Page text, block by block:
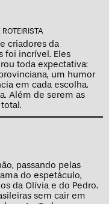
criadores da
foi incrível. Eles
toda expectativa:
um humor
em cada escolha.
Além de serem as
passando pelas
do espetáculo,
da Olívia e do Pedro.
sem cair em